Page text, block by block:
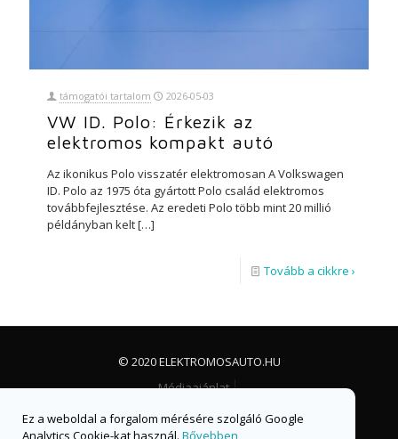
támogatói tartalom 2026-05-03
VW ID. Polo: Érkezik az
elektromos kompakt autó
Az ikonikus Polo visszatér elektromosan A Volkswagen
ID. Polo az 1975 óta gyártott Polo család elektromos
továbbfejlesztése. Az eredeti Polo több mint 20 millió
példányban kelt[…]
Tovább a cikkre ›
© 2020 ELEKTROMOSAUTO.HU
Médiaajánlat
Facebook csoport
Facebook oldal
Ez a weboldal a forgalom mérésére szolgáló Google
Analytics Cookie-kat használ. Bővebben